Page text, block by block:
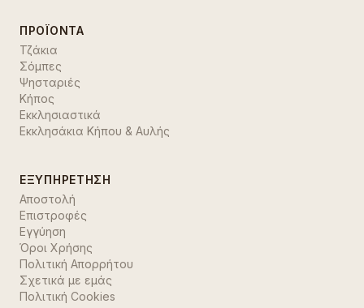
ΠΡΟΪΌΝΤΑ
Τζάκια
Σόμπες
Ψησταριές
Κήπος
Εκκλησιαστικά
Εκκλησάκια Κήπου & Αυλής
ΕΞΥΠΗΡΈΤΗΣΗ
Αποστολή
Επιστροφές
Εγγύηση
Όροι Χρήσης
Πολιτική Απορρήτου
Σχετικά με εμάς
Πολιτική Cookies